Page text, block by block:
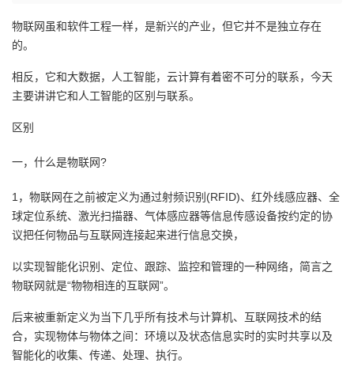
页
开
者
我
博
的
坛
我
圈
子
的
直
播
我
的
活
我
的
我
物联网虽和软件工程一样，是新兴的产业，但它并不是独立存在
的。
相反，它和大数据，人工智能，云计算有着密不可分的联系， 今天
主要讲讲它和人工智能的区别与联系。
区别
一，什么是物联网?
1，物联网在之前被定义为通过射频识别(RFID)、红外线感应器、全
球定位系统、激光扫描器、气体感应器等信息传感设备按约定的协
议把任何物品与互联网连接起来进行信息交换，
以实现智能化识别、定位、跟踪、监控和管理的一种网络，简言之
物联网就是“物物相连的互联网”。
后来被重新定义为当下几乎所有技术与计算机、互联网技术的结
合，实现物体与物体之间：环境以及状态信息实时的实时共享以及
智能化的收集、传递、处理、执行。